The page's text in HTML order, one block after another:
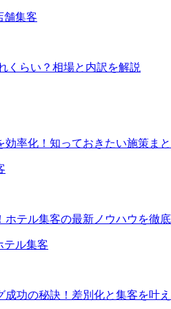
舗集客
くらい？相場と内訳を解説
効率化！知っておきたい施策ま
テル集客の最新ノウハウを徹底
テル集客
成功の秘訣！差別化と集客を叶